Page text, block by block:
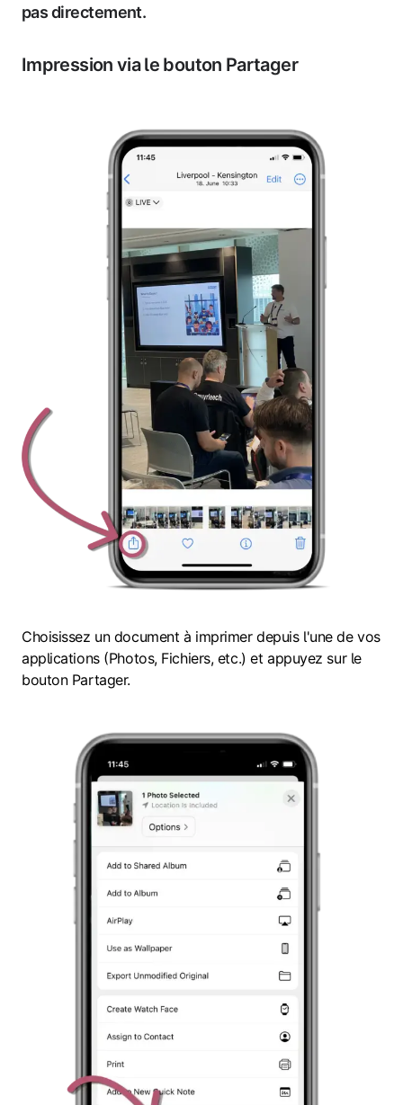
pas directement.
Impression via le bouton Partager
Choisissez un document à imprimer depuis l'une de vos
applications (Photos, Fichiers, etc.) et appuyez sur le
bouton Partager.